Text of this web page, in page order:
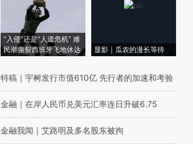
“入侵”还是“人道危机” 难
民潮撕裂西班牙飞地休达
显影｜瓜农的漫长等待
特稿 ｜ 宇树发行市值610亿 先行者的加速和考验
金融 ｜ 在岸人民币兑美元汇率连日升破6.75
金融我闻 ｜ 艾路明及多名股东被拘